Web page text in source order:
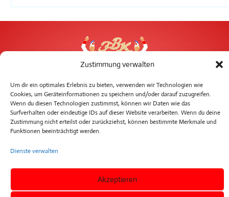
Zustimmung verwalten
Um dir ein optimales Erlebnis zu bieten, verwenden wir Technologien wie
Cookies, um Geräteinformationen zu speichern und/oder darauf zuzugreifen.
Wenn du diesen Technologien zustimmst, können wir Daten wie das
Surfverhalten oder eindeutige IDs auf dieser Website verarbeiten. Wenn du deine
Zustimmung nicht erteilst oder zurückziehst, können bestimmte Merkmale und
Funktionen beeinträchtigt werden.
Dienste verwalten
Akzeptieren